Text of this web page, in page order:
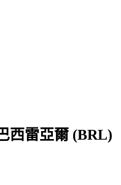
西雷亞爾 (BRL)